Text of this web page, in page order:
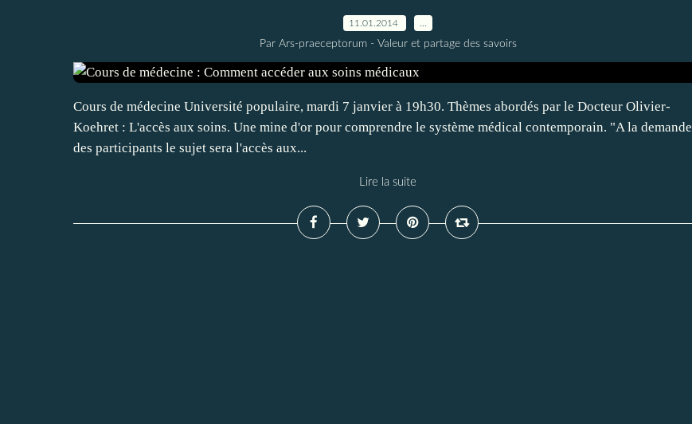
11.01.2014
Par Ars-praeceptorum - Valeur et partage des savoirs
Cours de médecine Université populaire, mardi 7 janvier à 19h30. Thèmes abordés par le Docteur Olivier-
Koehret : L'accès aux soins. Une mine d'or pour comprendre le système médical contemporain. "A la demande
des participants le sujet sera l'accès aux...
Lire la suite